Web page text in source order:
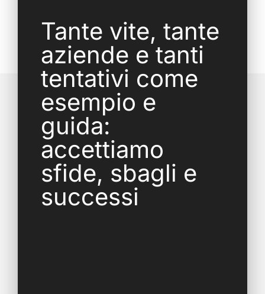
Tante vite, tante
aziende e tanti
tentativi come
esempio e
guida:
accettiamo
sfide, sbagli e
successi